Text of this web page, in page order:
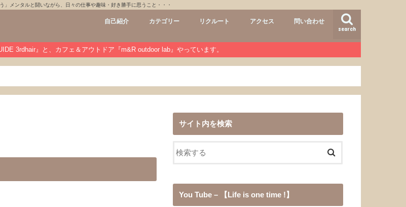
」メンタルと闘いながら、日々の仕事や趣味・好き勝手に思うこと・・・
search
自己紹介 カテゴリー
GUIDE 3rdhair おすすめメニュー
ヘアースタイル
商品
m&R outdoor lab ワンコ
道具
private 愛犬チョコ
渓流釣り
登山
未分類
リクルート アクセス 問い合わせ
3rdhair』と、カフェ＆アウトドア『m&R outdoor lab』やっています。
サイト内を検索
You Tube – 【Life is one time !】